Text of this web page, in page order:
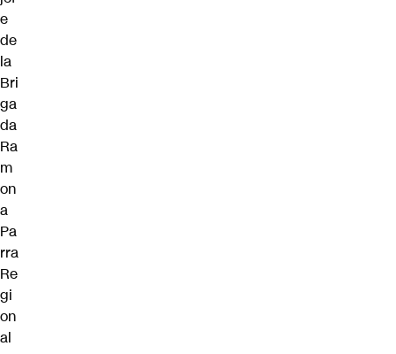
e
de
la
Bri
ga
da
Ra
m
on
a
Pa
rra
Re
gi
on
al